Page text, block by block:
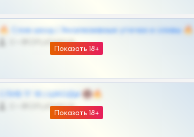
Показать 18+
🔥 Слив шкод | Эксклюзивные утечки и сливы 🔥
@OPLATAPODPSK1BOT
Показать 18+
СЛИВ ТГ 18 | ШКОДЫ 🔞🔥
@OPLATAPODPSK1BOT